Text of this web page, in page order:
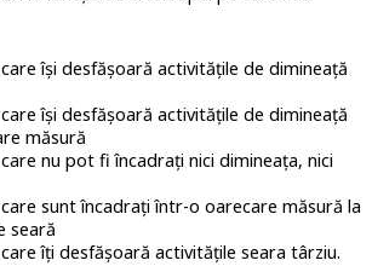
își desfășoară activitățile de dimineață
își desfășoară activitățile de dimineață
măsură
nu pot fi încadrați nici dimineața, nici
sunt încadrați într-o oarecare măsură la
seară
îți desfășoară activitățile seara târziu.